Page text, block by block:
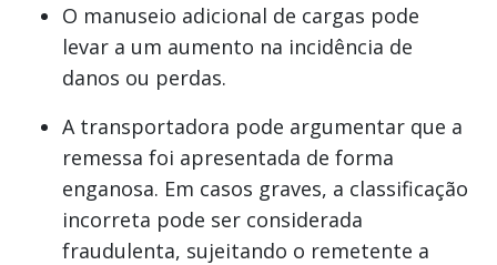
O manuseio adicional de cargas pode
levar a um aumento na incidência de
danos ou perdas.
A transportadora pode argumentar que a
remessa foi apresentada de forma
enganosa. Em casos graves, a classificação
incorreta pode ser considerada
fraudulenta, sujeitando o remetente a